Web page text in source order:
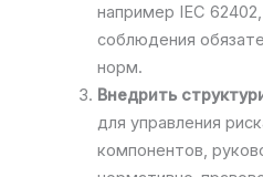
например IEC
соблюдения
норм.
Внедрить
для управления
компонентов,